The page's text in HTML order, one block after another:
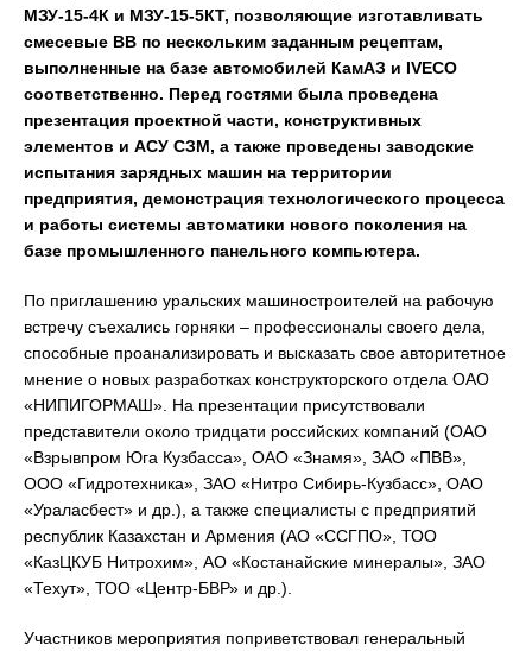
МЗУ-15-4К и МЗУ-15-5КТ, позволяющие изготавливать
смесевые ВВ по нескольким заданным рецептам,
выполненные на базе автомобилей КамАЗ и IVECO
соответственно. Перед гостями была проведена
презентация проектной части, конструктивных
элементов и АСУ СЗМ, а также проведены заводские
испытания зарядных машин на территории
предприятия, демонстрация технологического процесса
и работы системы автоматики нового поколения на
базе промышленного панельного компьютера.
По приглашению уральских машиностроителей на рабочую
встречу съехались горняки – профессионалы своего дела,
способные проанализировать и высказать свое авторитетное
мнение о новых разработках конструкторского отдела ОАО
«НИПИГОРМАШ». На презентации присутствовали
представители около тридцати российских компаний (ОАО
«Взрывпром Юга Кузбасса», ОАО «Знамя», ЗАО «ПВВ»,
ООО «Гидротехника», ЗАО «Нитро Сибирь-Кузбасс», ОАО
«Ураласбест» и др.), а также специалисты с предприятий
республик Казахстан и Армения (АО «ССГПО», ТОО
«КазЦКУБ Нитрохим», АО «Костанайские минералы», ЗАО
«Техут», ТОО «Центр-БВР» и др.).
Участников мероприятия поприветствовал генеральный